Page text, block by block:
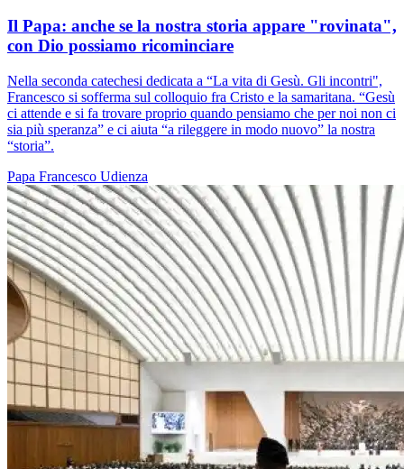
Il Papa: anche se la nostra storia appare "rovinata",
con Dio possiamo ricominciare
Nella seconda catechesi dedicata a “La vita di Gesù. Gli incontri",
Francesco si sofferma sul colloquio fra Cristo e la samaritana. “Gesù
ci attende e si fa trovare proprio quando pensiamo che per noi non ci
sia più speranza” e ci aiuta “a rileggere in modo nuovo” la nostra
“storia”.
Papa Francesco Udienza